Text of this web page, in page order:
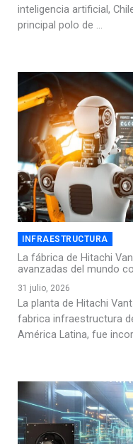
inteligencia artificial,
principal polo de ...
INFRAESTRUCTURA
La fábrica de Hitachi
avanzadas del mundo
31 julio, 2026
La planta de Hitachi
fabrica infraestructura
América Latina, fue